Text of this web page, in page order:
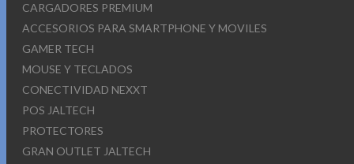
CARGADORES PREMIUM
ACCESORIOS PARA SMARTPHONE Y MOVILES
GAMER TECH
MOUSE Y TECLADOS
CONECTIVIDAD NEXXT
POS JALTECH
PROTECTORES
GRAN OUTLET JALTECH